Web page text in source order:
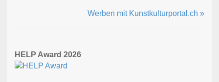
Werben mit Kunstkulturportal.ch »
HELP Award 2026